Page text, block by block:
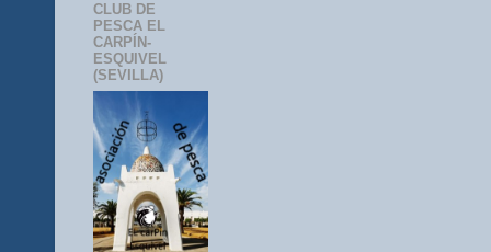
CLUB DE
PESCA EL
CARPÍN-
ESQUIVEL
(SEVILLA)